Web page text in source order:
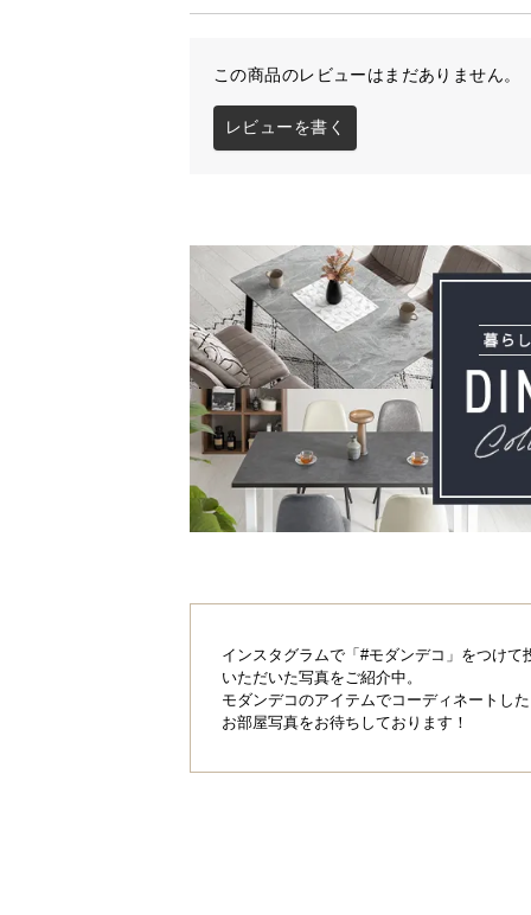
この商品のレビューはまだありません。
レビューを書く
インスタグラムで「#モダンデコ」をつけて
いただいた写真をご紹介中。
モダンデコのアイテムでコーディネートし
お部屋写真をお待ちしております！